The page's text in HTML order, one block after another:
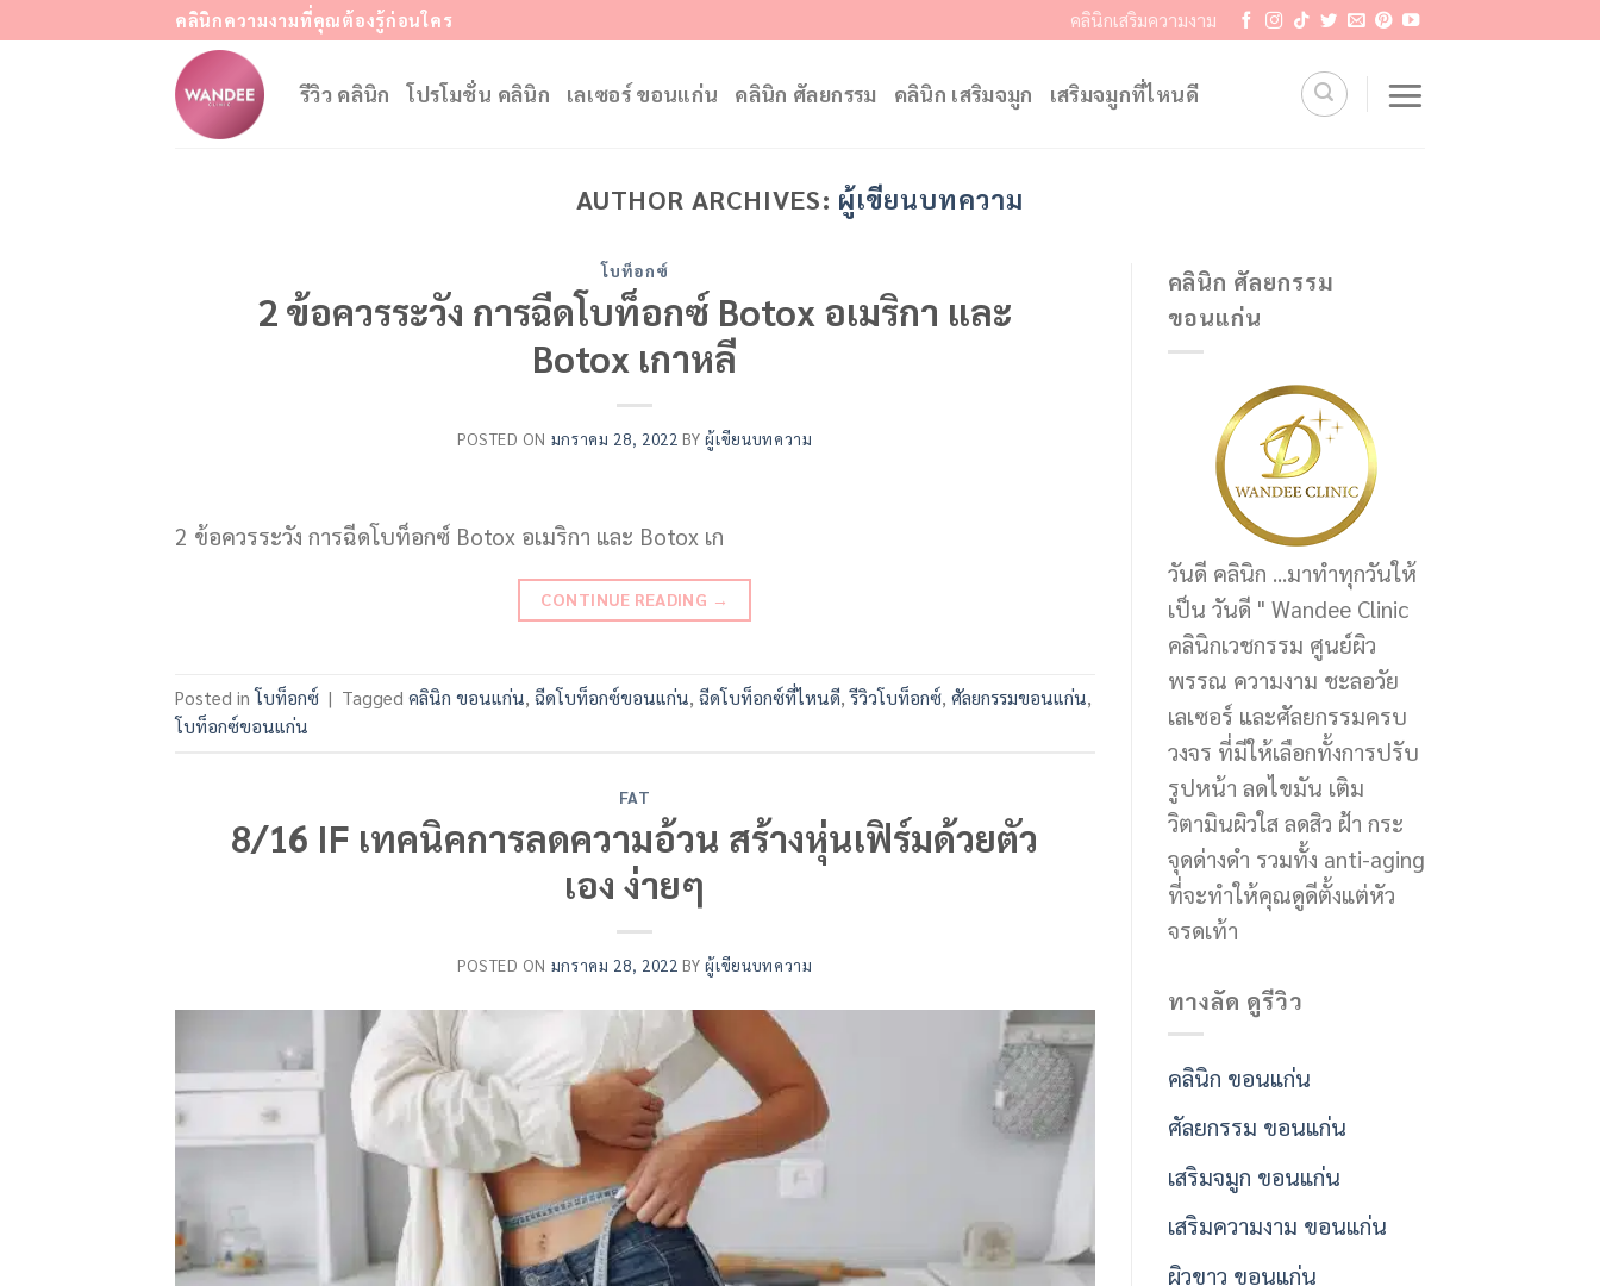
คลินิกความงามที่คุณต้องรู้ก่อนใคร คลินิกเสริมความงาม
รีวิว คลินิก โปรโมชั่น คลินิก เลเซอร์ ขอนแก่น คลินิก ศัลยกรรม คลินิก เสริมจมูก เสริมจมูกที่ไหนดี
AUTHOR ARCHIVES: ผู้เขียนบทความ
โบท็อกซ์
2 ข้อควรระวัง การฉีดโบท็อกซ์ Botox อเมริกา และ
Botox เกาหลี
POSTED ON มกราคม 28, 2022 BYผู้เขียนบทความ
2 ข้อควรระวัง การฉีดโบท็อกซ์ Botox อเมริกา และ Botox เก
CONTINUE READING →
Posted inโบท็อกซ์ | Tagged คลินิก ขอนแก่น, ฉีดโบท็อกซ์ขอนแก่น, ฉีดโบท็อกซ์ที่ไหนดี,รีวิวโบท็อกซ์, ศัลยกรรมขอนแก่น,
โบท็อกซ์ขอนแก่น
FAT
8/16 IF เทคนิคการลดความอ้วน สร้างหุ่นเฟิร์มด้วยตัว
เอง ง่ายๆ
POSTED ON มกราคม 28, 2022 BYผู้เขียนบทความ
คลินิก ศัลยกรรม
ขอนแก่น
วันดี คลินิก ...มาทำทุกวันให้
เป็น วันดี " Wandee Clinic
คลินิกเวชกรรม ศูนย์ผิว
พรรณ ความงาม ชะลอวัย
เลเซอร์ และศัลยกรรมครบ
วงจร ที่มีให้เลือกทั้งการปรับ
รูปหน้า ลดไขมัน เติม
วิตามินผิวใส ลดสิว ฝ้า กระ
จุดด่างดำ รวมทั้ง anti-aging
ที่จะทำให้คุณดูดีตั้งแต่หัว
จรดเท้า
ทางลัด ดูรีวิว
คลินิก ขอนแก่น
ศัลยกรรม ขอนแก่น
เสริมจมูก ขอนแก่น
เสริมความงาม ขอนแก่น
ผิวขาว ขอนแก่น